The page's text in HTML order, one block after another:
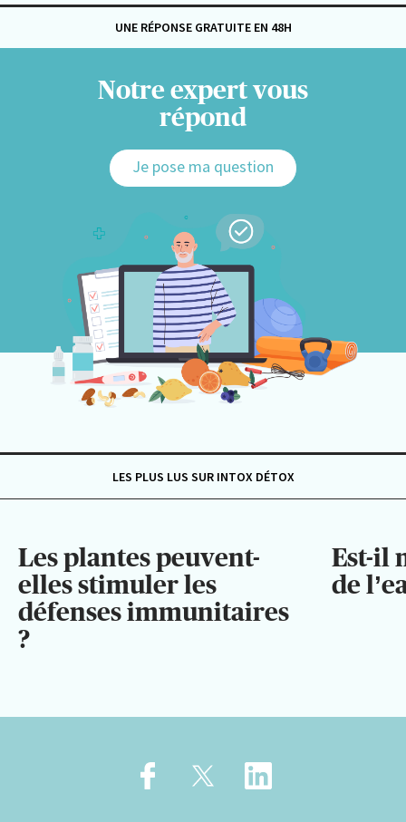
UNE RÉPONSE GRATUITE EN 48H
Notre expert vous
répond
Je pose ma question
LES PLUS LUS SUR INTOX DÉTOX
Les plantes peuvent-
elles stimuler les
défenses immunitaires
?
Est-il
de